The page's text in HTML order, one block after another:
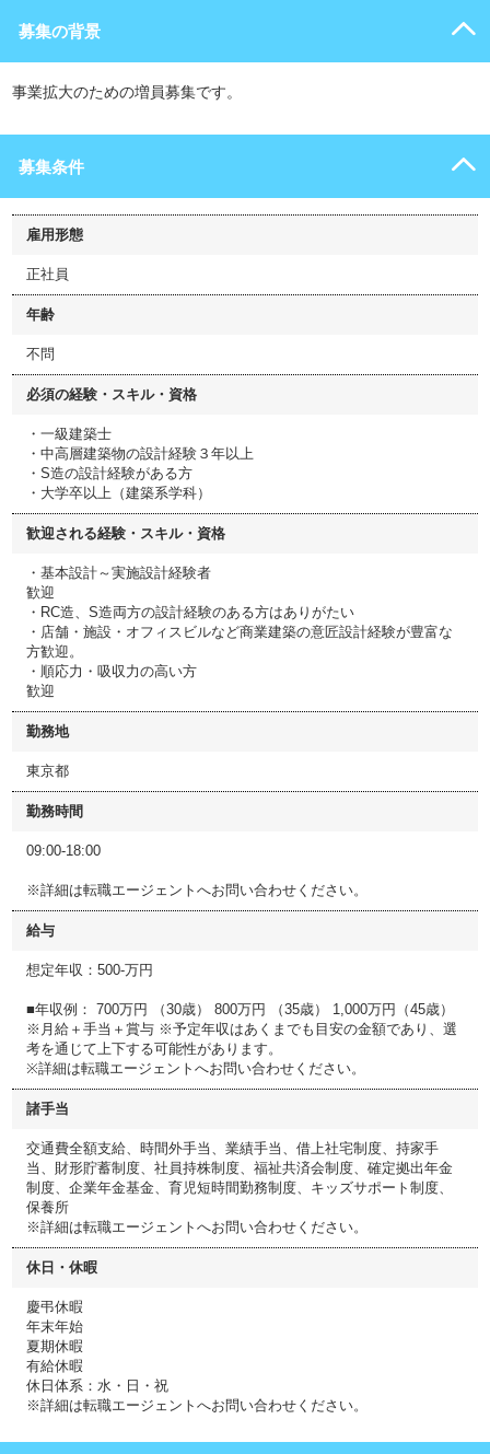
募集の背景
事業拡大のための増員募集です。
募集条件
雇用形態
正社員
年齢
不問
必須の経験・スキル・資格
・一級建築士
・中高層建築物の設計経験３年以上
・S造の設計経験がある方
・大学卒以上（建築系学科）
歓迎される経験・スキル・資格
・基本設計～実施設計経験者
歓迎
・RC造、S造両方の設計経験のある方はありがたい
・店舗・施設・オフィスビルなど商業建築の意匠設計経験が豊富な
方歓迎。
・順応力・吸収力の高い方
歓迎
勤務地
東京都
勤務時間
09:00-18:00
※詳細は転職エージェントへお問い合わせください。
給与
想定年収：500-万円
■年収例： 700万円 （30歳） 800万円 （35歳） 1,000万円（45歳）
※月給＋手当＋賞与 ※予定年収はあくまでも目安の金額であり、選
考を通じて上下する可能性があります。
※詳細は転職エージェントへお問い合わせください。
諸手当
交通費全額支給、時間外手当、業績手当、借上社宅制度、持家手
当、財形貯蓄制度、社員持株制度、福祉共済会制度、確定拠出年金
制度、企業年金基金、育児短時間勤務制度、キッズサポート制度、
保養所
※詳細は転職エージェントへお問い合わせください。
休日・休暇
慶弔休暇
年末年始
夏期休暇
有給休暇
休日体系：水・日・祝
※詳細は転職エージェントへお問い合わせください。